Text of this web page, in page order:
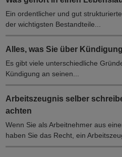
Ein ordentlicher und gut
der wichtigsten Bestandteile...
Alles, was Sie über
Es gibt viele unterschiedliche
Kündigung an seinen...
Arbeitszeugnis selber
achten
Wenn Sie als Arbeitnehmer aus
haben Sie das Recht, ein